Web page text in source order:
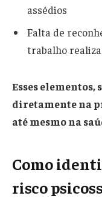
assédios
Falta de
trabalho
Esses elementos,
diretamente na
até mesmo na
Como
risco